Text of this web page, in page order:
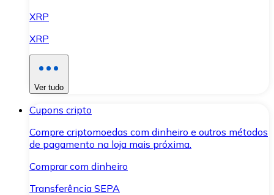
XRP
XRP
Ver tudo
Cupons cripto
Compre criptomoedas com dinheiro e outros métodos
de pagamento na loja mais próxima.
Comprar com dinheiro
Transferência SEPA